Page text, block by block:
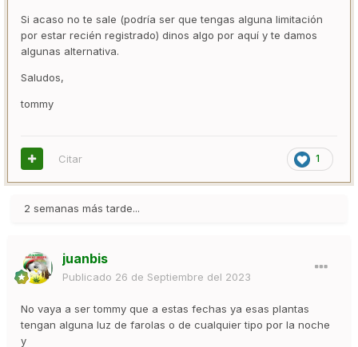
Si acaso no te sale (podría ser que tengas alguna limitación
por estar recién registrado) dinos algo por aquí y te damos
algunas alternativa.
Saludos,
tommy
1
Citar
2 semanas más tarde...
juanbis
Publicado 26 de Septiembre del 2023
No vaya a ser tommy que a estas fechas ya esas plantas
tengan alguna luz de farolas o de cualquier tipo por la noche
y